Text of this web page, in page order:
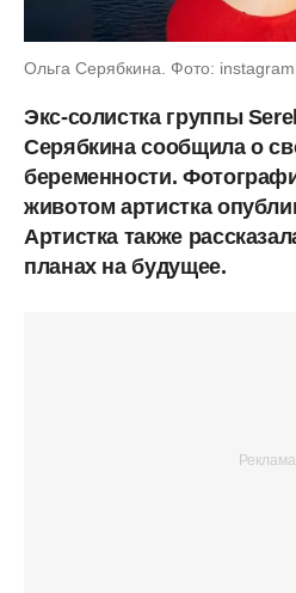
Ольга Серябкина. Фото:
Экс-солистка группы
Серябкина сообщила о
беременности.
животом артистка
Артистка также
планах на будущее.